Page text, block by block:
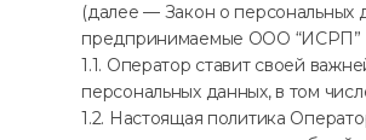
(далее — Закон о персональных
предпринимаемые ООО “ИСРП”
1.1. Оператор ставит своей
персональных данных, в том
1.2. Настоящая политика